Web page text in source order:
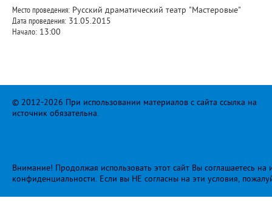
Место проведения: Русский драматический театр "Мастеровые"
Дата проведения: 31.05.2015
Начало: 13:00
© 2012-2026 При использовании материалов с сайта ссылка на
источник обязательна.
Внимание! Продолжая использовать этот сайт Вы соглашаетесь
конфиденциальности. Если вы НЕ согласны на эти условия,